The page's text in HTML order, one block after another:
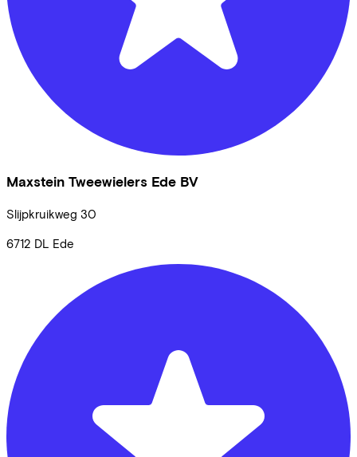
Maxstein Tweewielers Ede BV
Slijpkruikweg 30
6712 DL Ede